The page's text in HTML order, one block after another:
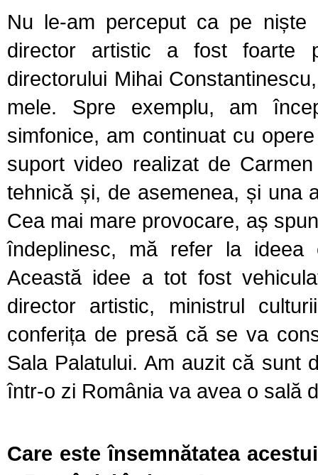
Nu le-am perceput ca pe niște
director artistic a fost foarte
directorului Mihai
mele. Spre exemplu, am
simfonice, am continuat cu
suport video realizat de
tehnică și, de asemenea, și una
Cea mai mare provocare, aș
îndeplinesc, mă refer la ideea
Această idee a tot fost
director artistic, ministrul
conferița de presă că se va
Sala Palatului. Am auzit că sunt
într-o zi România va avea o sală
Care este însemnătatea